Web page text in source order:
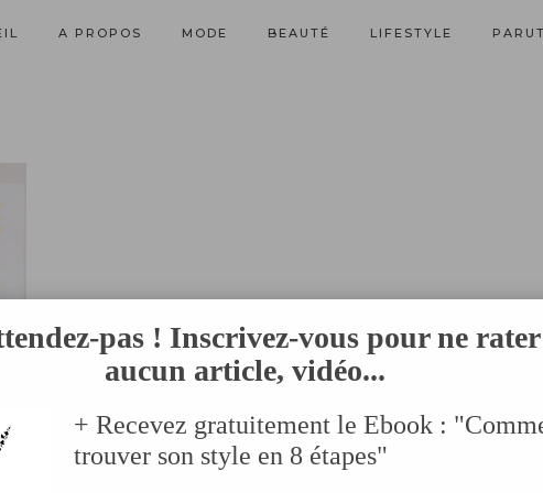
A PROPOS MODE BEAUTÉ LIFESTYLE
pas ! Inscrivez-vous pour ne rater
aucun article, vidéo...
+ Recevez gratuitement le Ebook :
trouver son style en 8 étapes"